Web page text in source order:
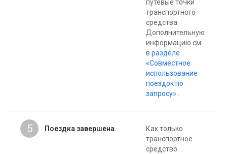
путевые точки
транспортного
средства.
Дополнительную
информацию см.
в разделе
«Совместное
использование
поездок по
запросу»
5 Поездка завершена.
Как только
транспортное
средство